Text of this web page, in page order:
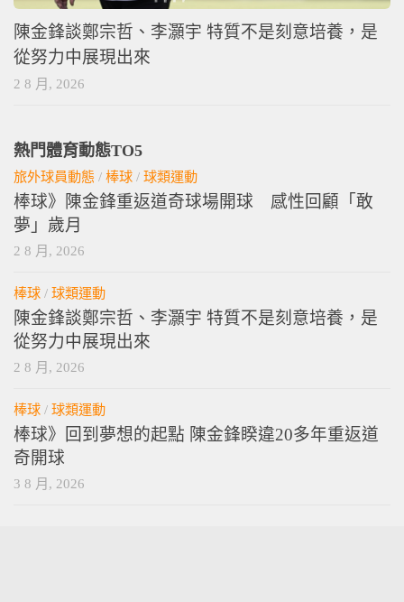
陳金鋒談鄭宗哲、李灝宇 特質不是刻意培養，是
從努力中展現出來
2 8 月, 2026
熱門體育動態TO5
旅外球員動態 / 棒球 / 球類運動
棒球》陳金鋒重返道奇球場開球 感性回顧「敢
夢」歲月
2 8 月, 2026
棒球 / 球類運動
陳金鋒談鄭宗哲、李灝宇 特質不是刻意培養，是
從努力中展現出來
2 8 月, 2026
棒球 / 球類運動
棒球》回到夢想的起點 陳金鋒睽違20多年重返道
奇開球
3 8 月, 2026